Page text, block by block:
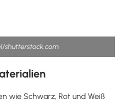
shutterstock.com
wie Schwarz, Rot und Weiß